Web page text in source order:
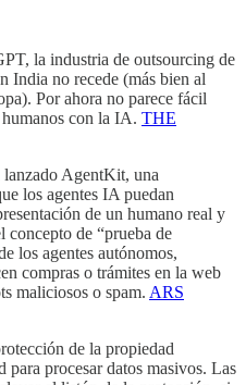
la industria de outsourcing de
India no recede (más bien al
Por ahora no parece fácil
con la IA. THE
AgentKit, una
los agentes IA puedan
de un humano real y
concepto de “prueba de
los agentes autónomos,
compras o trámites en la web
maliciosos o spam. ARS
de la propiedad
para procesar datos masivos. Las